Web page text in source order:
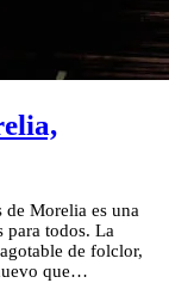
Morelia es una
para todos. La
de folclor,
que…